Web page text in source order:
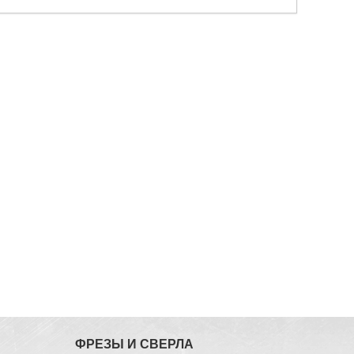
ФРЕЗЫ И СВЕРЛА